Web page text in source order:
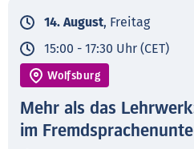
14. August, Freitag
15:00 - 17:30 Uhr (CET)
Wolfsburg
Mehr als das
im